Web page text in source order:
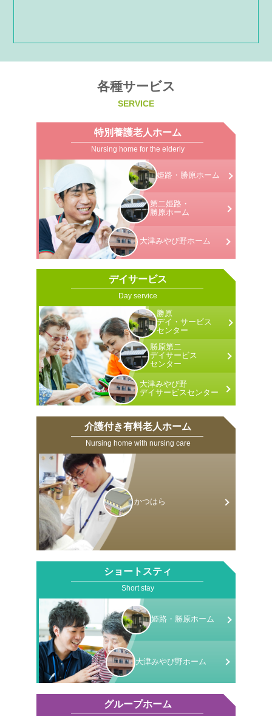
各種サービス
SERVICE
特別養護老人ホーム
Nursing home for the elderly
姫路・勝原ホーム
第二姫路・
勝原ホーム
大津みやび野ホーム
デイサービス
Day service
勝原
デイ・サービス
センター
勝原第二
デイサービス
センター
大津みやび野
デイサービスセンター
介護付き有料老人ホーム
Nursing home with nursing care
かつはら
ショートスティ
Short stay
姫路・勝原ホーム
大津みやび野ホーム
グループホーム